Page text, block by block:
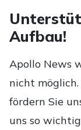
Aufbau!
Apollo News
nicht
fördern Sie
uns so